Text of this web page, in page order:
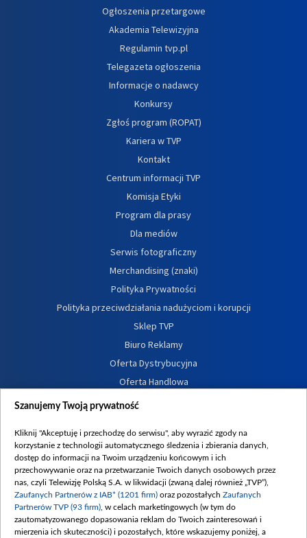
Ogłoszenia przetargowe
Akademia Telewizyjna
Regulamin tvp.pl
Telegazeta ogłoszenia
Informacje o nadawcy
Konkursy
Zgłoś program (ROPAT)
Kariera w TVP
Kontakt
Centrum informacji TVP
Komisja Etyki
Program dla prasy
Dla mediów
Serwis fotograficzny
Merchandising (znaki)
Polityka Prywatności
Polityka przeciwdziałania nadużyciom i korupcji
Sklep TVP
Biuro Reklamy
Oferta Dystrybucyjna
Oferta Handlowa
Dostępność
Procedura zgłoszeń wewnętrznych
Szanujemy Twoją prywatność
Kliknij "Akceptuję i przechodzę do serwisu", aby wyrazić zgody na
korzystanie z technologii automatycznego śledzenia i zbierania danych,
dostęp do informacji na Twoim urządzeniu końcowym i ich
przechowywanie oraz na przetwarzanie Twoich danych osobowych przez
nas, czyli Telewizję Polską S.A. w likwidacji (zwaną dalej również „TVP”),
Zaufanych Partnerów z IAB* (1201 firm) oraz pozostałych Zaufanych
Partnerów TVP (93 firm) , w celach marketingowych (w tym do
zautomatyzowanego dopasowania reklam do Twoich zainteresowań i
mierzenia ich skuteczności) i pozostałych, które wskazujemy poniżej, a